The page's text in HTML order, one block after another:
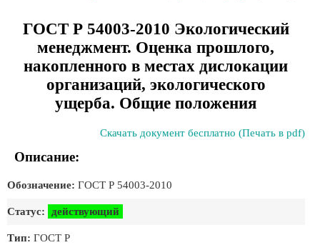
ГОСТ Р 54003-2010 Экологический
менеджмент. Оценка прошлого,
накопленного в местах дислокации
организаций, экологического
ущерба. Общие положения
Скачать документ бесплатно (Печать в pdf)
Описание:
Обозначение: ГОСТ Р 54003-2010
Статус: действующий
Тип: ГОСТ Р